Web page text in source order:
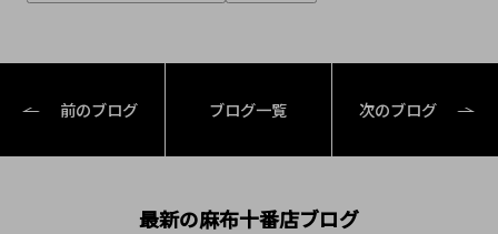
前のブログ ブログ一覧 次のブログ
最新の麻布十番店ブログ